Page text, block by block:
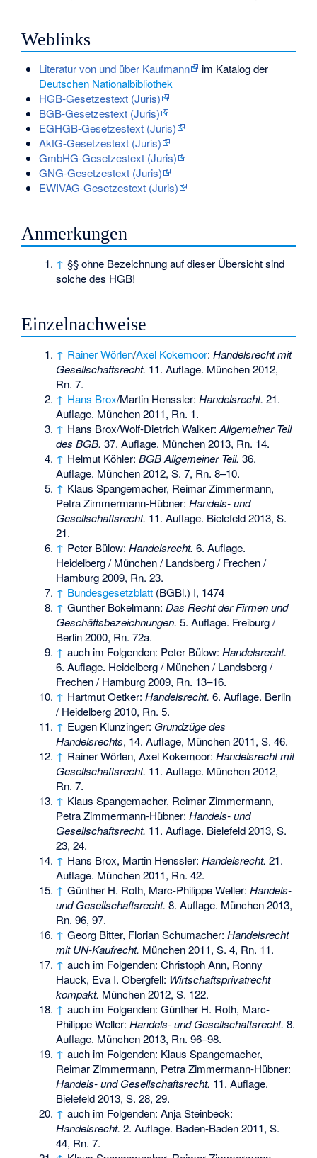
Weblinks
Literatur von und über Kaufmann
im Katalog der
Deutschen Nationalbibliothek
HGB-Gesetzestext (Juris)
BGB-Gesetzestext (Juris)
EGHGB-Gesetzestext (Juris)
AktG-Gesetzestext (Juris)
GmbHG-Gesetzestext (Juris)
GNG-Gesetzestext (Juris)
EWIVAG-Gesetzestext (Juris)
Anmerkungen
↑ §§ ohne Bezeichnung auf dieser Übersicht sind
solche des HGB!
Einzelnachweise
↑ Rainer Wörlen/Axel Kokemoor:Handelsrecht mit
Gesellschaftsrecht. 11. Auflage. München 2012,
Rn. 7.
↑ Hans Brox/Martin Henssler:Handelsrecht. 21.
Auflage. München 2011, Rn. 1.
↑ Hans Brox/Wolf-Dietrich Walker:Allgemeiner Teil
des BGB. 37. Auflage. München 2013, Rn. 14.
↑ Helmut Köhler:BGB Allgemeiner Teil. 36.
Auflage. München 2012, S. 7, Rn. 8–10.
↑ Klaus Spangemacher, Reimar Zimmermann,
Petra Zimmermann-Hübner:Handels- und
Gesellschaftsrecht. 11. Auflage. Bielefeld 2013, S.
21.
↑ Peter Bülow:Handelsrecht. 6. Auflage.
Heidelberg / München / Landsberg / Frechen /
Hamburg 2009, Rn. 23.
↑ Bundesgesetzblatt (BGBl.) I, 1474
↑ Gunther Bokelmann:Das Recht der Firmen und
Geschäftsbezeichnungen. 5. Auflage. Freiburg /
Berlin 2000, Rn. 72a.
↑ auch im Folgenden: Peter Bülow:Handelsrecht.
6. Auflage. Heidelberg / München / Landsberg /
Frechen / Hamburg 2009, Rn. 13–16.
↑ Hartmut Oetker:Handelsrecht. 6. Auflage. Berlin
/ Heidelberg 2010, Rn. 5.
↑ Eugen Klunzinger: Grundzüge des
Handelsrechts, 14. Auflage, München 2011, S. 46.
↑ Rainer Wörlen, Axel Kokemoor:Handelsrecht mit
Gesellschaftsrecht. 11. Auflage. München 2012,
Rn. 7.
↑ Klaus Spangemacher, Reimar Zimmermann,
Petra Zimmermann-Hübner:Handels- und
Gesellschaftsrecht. 11. Auflage. Bielefeld 2013, S.
23, 24.
↑ Hans Brox, Martin Henssler:Handelsrecht. 21.
Auflage. München 2011, Rn. 42.
↑ Günther H. Roth, Marc-Philippe Weller:Handels-
und Gesellschaftsrecht. 8. Auflage. München 2013,
Rn. 96, 97.
↑ Georg Bitter, Florian Schumacher:Handelsrecht
mit UN-Kaufrecht. München 2011, S. 4, Rn. 11.
↑ auch im Folgenden: Christoph Ann, Ronny
Hauck, Eva I. Obergfell: Wirtschaftsprivatrecht
kompakt. München 2012, S. 122.
↑ auch im Folgenden: Günther H. Roth, Marc-
Philippe Weller:Handels- und Gesellschaftsrecht. 8.
Auflage. München 2013, Rn. 96–98.
↑ auch im Folgenden: Klaus Spangemacher,
Reimar Zimmermann, Petra Zimmermann-Hübner:
Handels- und Gesellschaftsrecht. 11. Auflage.
Bielefeld 2013, S. 28, 29.
↑ auch im Folgenden: Anja Steinbeck:
Handelsrecht. 2. Auflage. Baden-Baden 2011, S.
44, Rn. 7.